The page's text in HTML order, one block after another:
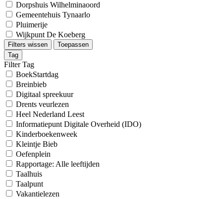
Dorpshuis Wilhelminaoord
Gemeentehuis Tynaarlo
Pluimerije
Wijkpunt De Koeberg
Filters wissen
Toepassen
Tag
Filter Tag
BoekStartdag
Breinbieb
Digitaal spreekuur
Drents veurlezen
Heel Nederland Leest
Informatiepunt Digitale Overheid (IDO)
Kinderboekenweek
Kleintje Bieb
Oefenplein
Rapportage: Alle leeftijden
Taalhuis
Taalpunt
Vakantielezen